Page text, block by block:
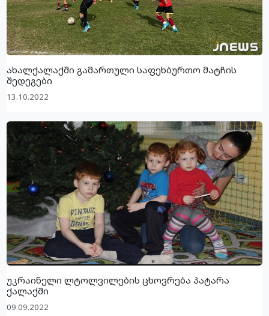
ახალქალაქში გამართული საფეხბურთო მატჩის
შედეგები
13.10.2022
უკრაინელი ლტოლვილების ცხოვრება პატარა
ქალაქში
09.09.2022